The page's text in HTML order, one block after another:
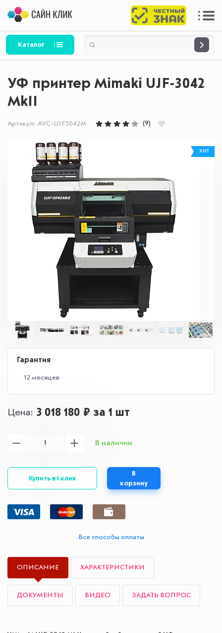
Каталог
УФ принтер Mimaki UJF-3042
MkII
Артикул: AVC-UJF3042M (9)
ХИТ
Гарантия
12 месяцев
Цена 3 018 180 ₽ за 1 шт
В наличии
Купить в 1 клик
В
корзину
Все способы оплаты
ОПИСАНИЕ ХАРАКТЕРИСТИКИ
ДОКУМЕНТЫ ВИДЕО ЗАДАТЬ ВОПРОС